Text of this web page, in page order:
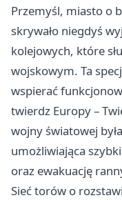
Przemyśl, miasto o
skrywało niegdyś
kolejowych, które
wojskowym. Ta
wspierać
twierdz Europy –
wojny światowej
umożliwiająca
oraz ewakuację
Sieć torów o